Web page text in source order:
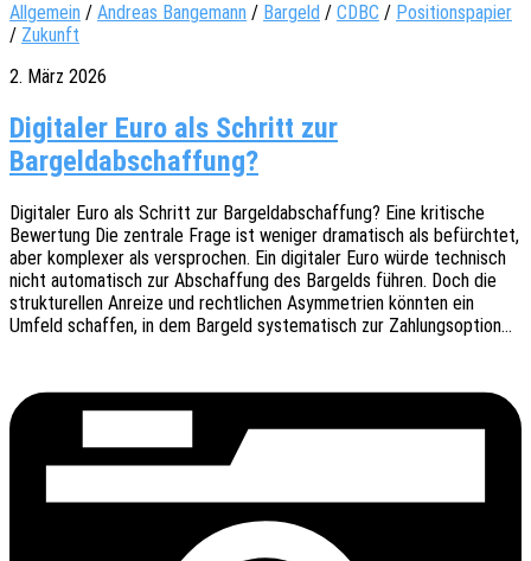
Allgemein / Andreas Bangemann / Bargeld / CDBC / Positionspapier
/ Zukunft
2. März 2026
Digitaler Euro als Schritt zur
Bargeldabschaffung?
Digi­ta­ler Euro als Schritt zur Bargeld­ab­schaf­fung? Eine kriti­sche
Bewer­tung Die zentra­le Frage ist weni­ger drama­tisch als befürch­tet,
aber komple­xer als verspro­chen. Ein digi­ta­ler Euro würde tech­nisch
nicht auto­ma­tisch zur Abschaf­fung des Bargelds führen. Doch die
struk­tu­rel­len Anrei­ze und recht­li­chen Asym­me­trien könn­ten ein
Umfeld schaf­fen, in dem Bargeld syste­ma­tisch zur Zahlungsoption…